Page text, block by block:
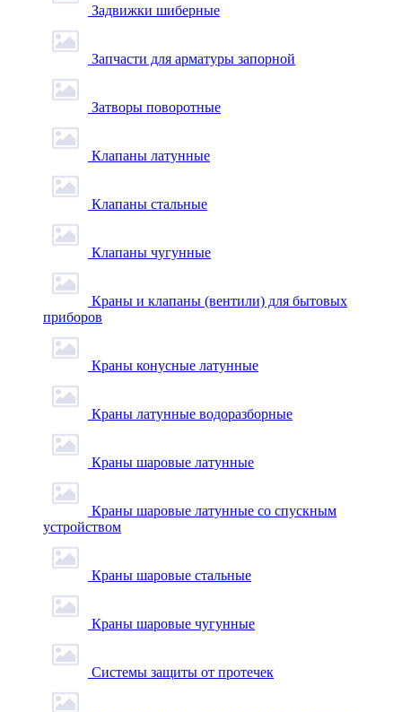
Задвижки шиберные
Запчасти для арматуры запорной
Затворы поворотные
Клапаны латунные
Клапаны стальные
Клапаны чугунные
Краны и клапаны (вентили) для бытовых
приборов
Краны конусные латунные
Краны латунные водоразборные
Краны шаровые латунные
Краны шаровые латунные со спускным
устройством
Краны шаровые стальные
Краны шаровые чугунные
Системы защиты от протечек